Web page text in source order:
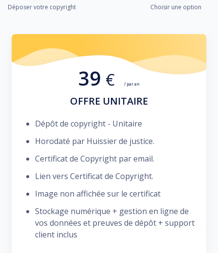
Choisir une option
Déposer votre copyright
39 € / par an
OFFRE UNITAIRE
Dépôt de copyright - Unitaire
Horodaté par Huissier de justice.
Certificat de Copyright par email.
Lien vers Certificat de Copyright.
Image non affichée sur le certificat
Stockage numérique + gestion en ligne de
vos données et preuves de dépôt + support
client inclus